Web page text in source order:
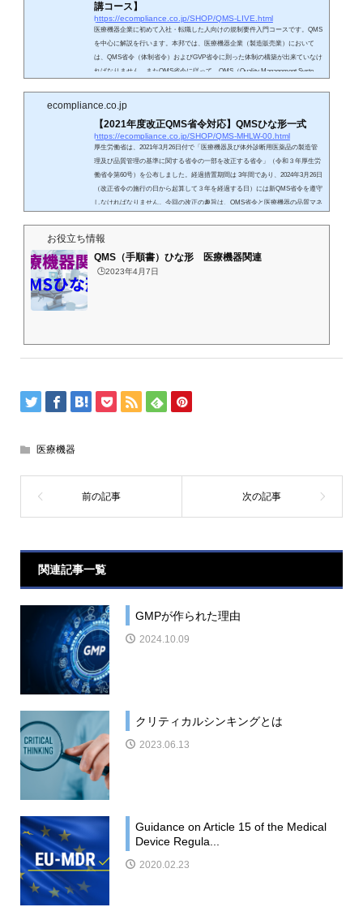
講コース】
https://ecompliance.co.jp/SHOP/QMS-LIVE.html
医療機器企業に初めて入社・転職した人向けの規制要件入門コースです。QMS
を中心に解説を行います。本邦では、医療機器企業（製造販売業）において
は、QMS省令（体制省令）およびGVP省令に則った体制の構築が出来ていなけ
ればなりません。またQMS省令に従って、QMS（Quality Management Syste
O 13485をもとに作成されています。ISO 13485は、マネジメント（経営者）の
責任・リソース（資...
ecompliance.co.jp
【2021年度改正QMS省令対応】QMSひな形一式
https://ecompliance.co.jp/SHOP/QMS-MHLW-00.html
厚生労働省は、2021年3月26日付で「医療機器及び体外診断用医薬品の製造管
理及び品質管理の基準に関する省令の一部を改正する省令」（令和３年厚生労
働省令第60号）を公布しました。経過措置期間は 3年間であり、2024年3月26日
（改正省令の施行の日から起算して３年を経過する日）には新QMS省令を遵守
しなければなりません。今回の改正の趣旨は、QMS省令と医療機器の品質マネ
は遅れていま...
お役立ち情報
QMS（手順書）ひな形 医療機器関連
🕒️2023年4月7日
医療機器
関連記事一覧
GMPが作られた理由
2024.10.09
クリティカルシンキングとは
2023.06.13
Guidance on Article 15 of the Medical
Device Regula...
2020.02.23